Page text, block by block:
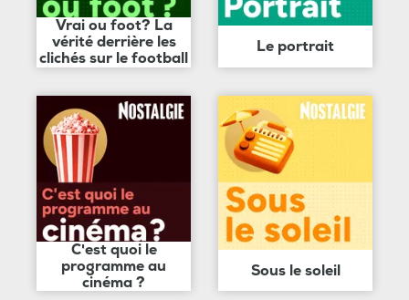
Vrai ou foot? La
vérité derrière les
clichés sur le football
Le portrait
C'est quoi le
programme au
cinéma ?
Sous le soleil